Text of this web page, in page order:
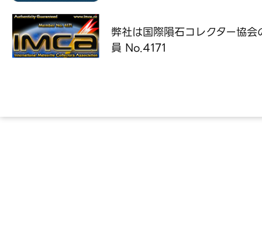
弊社は国際隕石コレクター協会
員 No.4171